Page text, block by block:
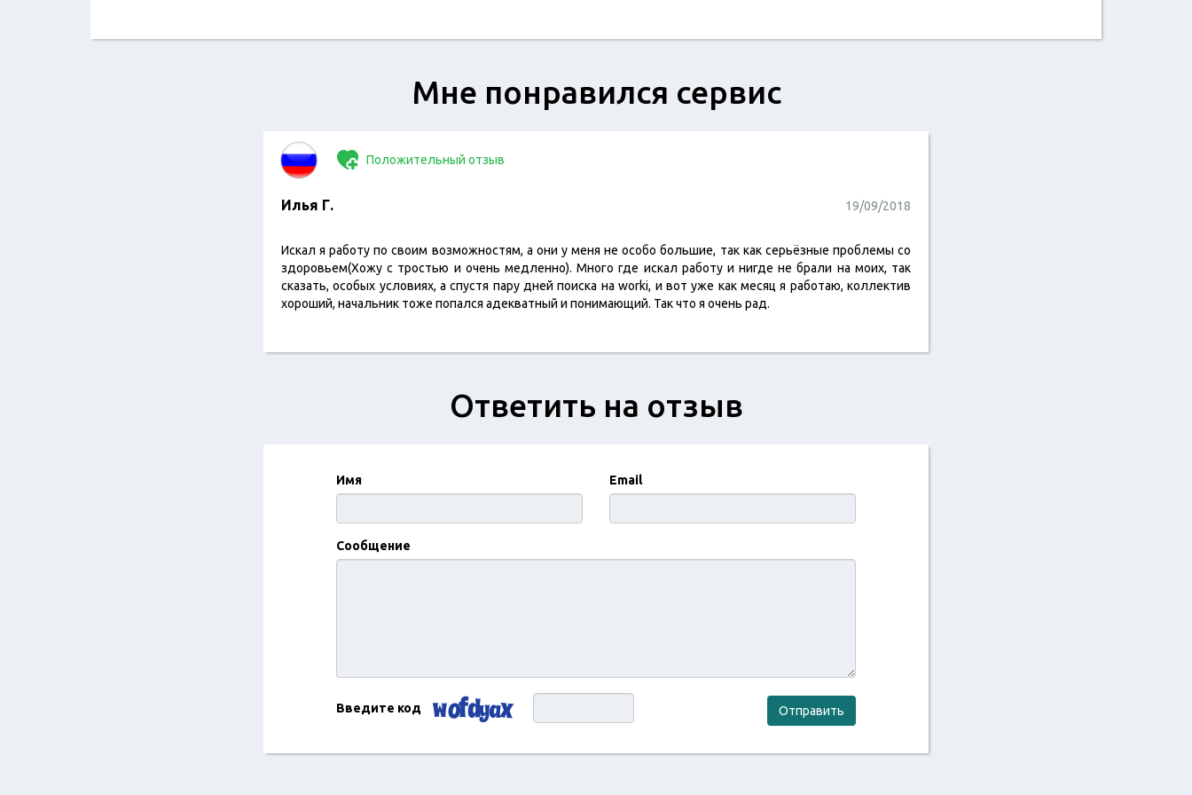
Мне понравился сервис
Положительный отзыв
Илья Г. 19/09/2018
Искал я работу по своим возможностям, а они у меня не особо большие, так как серьёзные проблемы со
здоровьем(Хожу с тростью и очень медленно). Много где искал работу и нигде не брали на моих, так
сказать, особых условиях, а спустя пару дней поиска на worki, и вот уже как месяц я работаю, коллектив
хороший, начальник тоже попался адекватный и понимающий. Так что я очень рад.
Ответить на отзыв
Имя Email
Сообщение
Введите код Отправить